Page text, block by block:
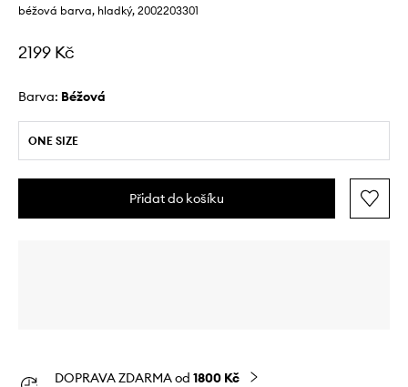
béžová barva, hladký, 2002203301
2199 Kč
Barva: béžová
ONE SIZE
Přidat do košíku
DOPRAVA ZDARMA od 1800 Kč